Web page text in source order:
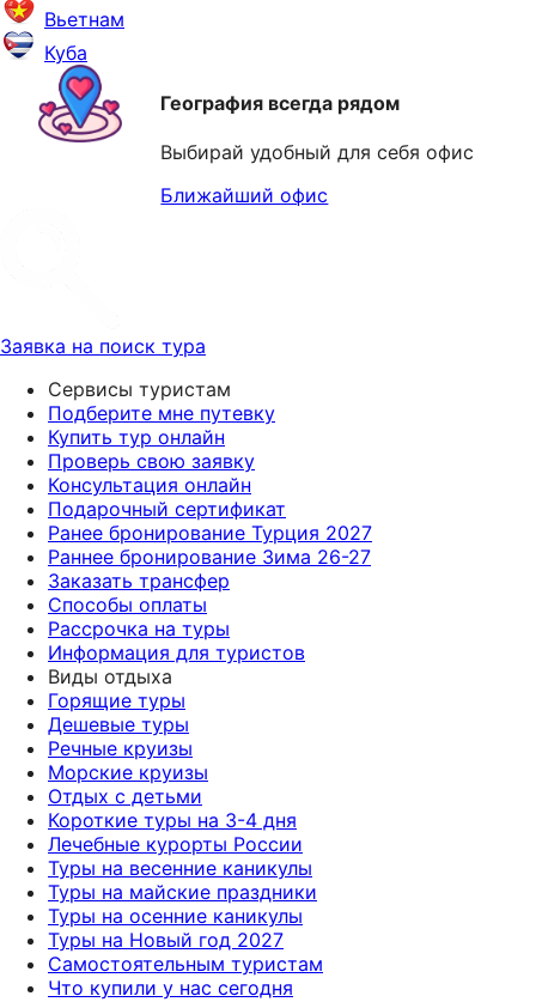
Вьетнам
Куба
География всегда рядом
Выбирай удобный для себя офис
Ближайший офис
Заявка на поиск тура
Сервисы туристам
Подберите мне путевку
Купить тур онлайн
Проверь свою заявку
Консультация онлайн
Подарочный сертификат
Ранее бронирование Турция 2027
Раннее бронирование Зима 26-27
Заказать трансфер
Способы оплаты
Рассрочка на туры
Информация для туристов
Виды отдыха
Горящие туры
Дешевые туры
Речные круизы
Морские круизы
Отдых с детьми
Короткие туры на 3-4 дня
Лечебные курорты России
Туры на весенние каникулы
Туры на майские праздники
Туры на осенние каникулы
Туры на Новый год 2027
Самостоятельным туристам
Что купили у нас сегодня